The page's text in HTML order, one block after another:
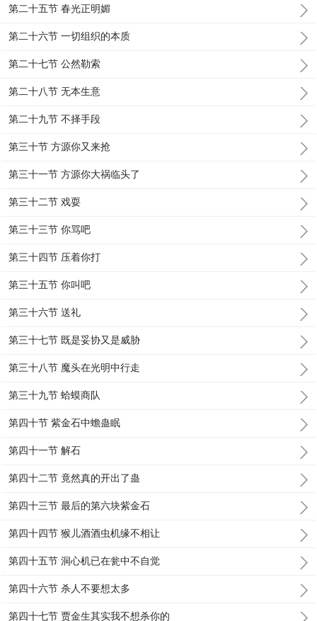
第二十五节 春光正明媚
第二十六节 一切组织的本质
第二十七节 公然勒索
第二十八节 无本生意
第二十九节 不择手段
第三十节 方源你又来抢
第三十一节 方源你大祸临头了
第三十二节 戏耍
第三十三节 你骂吧
第三十四节 压着你打
第三十五节 你叫吧
第三十六节 送礼
第三十七节 既是妥协又是威胁
第三十八节 魔头在光明中行走
第三十九节 蛤蟆商队
第四十节 紫金石中蟾蛊眠
第四十一节 解石
第四十二节 竟然真的开出了蛊
第四十三节 最后的第六块紫金石
第四十四节 猴儿酒酒虫机缘不相让
第四十五节 洞心机已在瓮中不自觉
第四十六节 杀人不要想太多
第四十七节 贾金生其实我不想杀你的